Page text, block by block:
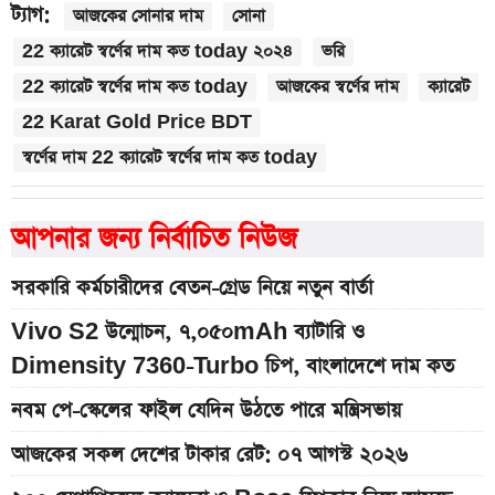
ট্যাগ: আজকের সোনার দাম
সোনা
22 ক্যারেট স্বর্ণের দাম কত today ২০২৪
ভরি
22 ক্যারেট স্বর্ণের দাম কত today
আজকের স্বর্ণের দাম
ক্যারেট
22 Karat Gold Price BDT
স্বর্ণের দাম 22 ক্যারেট স্বর্ণের দাম কত today
আপনার জন্য নির্বাচিত নিউজ
সরকারি কর্মচারীদের বেতন-গ্রেড নিয়ে নতুন বার্তা
Vivo S2 উন্মোচন, ৭,০৫০mAh ব্যাটারি ও
Dimensity 7360-Turbo চিপ, বাংলাদেশে দাম কত
নবম পে-স্কেলের ফাইল যেদিন উঠতে পারে মন্ত্রিসভায়
আজকের সকল দেশের টাকার রেট: ০৭ আগস্ট ২০২৬